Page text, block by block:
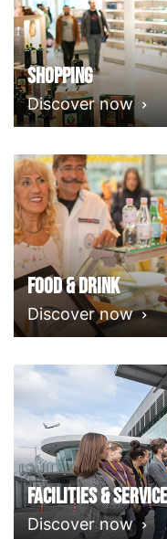
Shopping
Discover now
Food & Drink
Discover now
Facilities &
Discover now